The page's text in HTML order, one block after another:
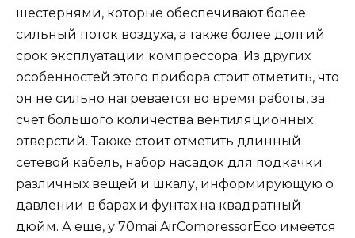
шестернями, которые обеспечивают более
сильный поток воздуха, а также более долгий
срок эксплуатации компрессора. Из других
особенностей этого прибора стоит отметить, что
он не сильно нагревается во время работы, за
счет большого количества вентиляционных
отверстий. Также стоит отметить длинный
сетевой кабель, набор насадок для подкачки
различных вещей и шкалу, информирующую о
давлении в барах и фунтах на квадратный
дюйм. А еще, у 70mai AirCompressorEco имеется